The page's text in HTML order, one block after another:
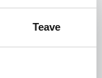
Teave